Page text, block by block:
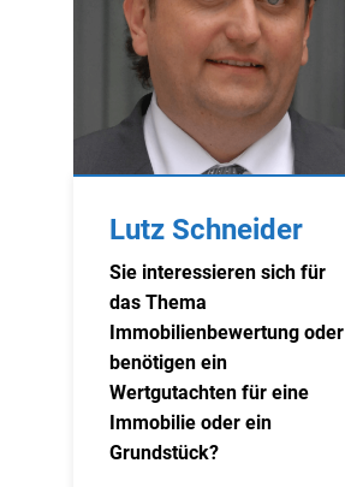
Lutz Schneider
Sie interessieren sich für
das Thema
Immobilienbewertung oder
benötigen ein
Wertgutachten für eine
Immobilie oder ein
Grundstück?